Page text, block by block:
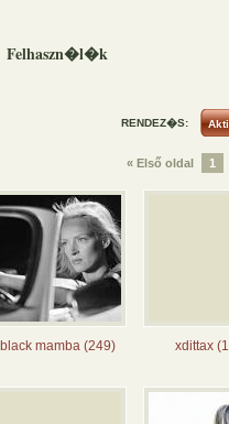
Felhaszn�l�k
RENDEZ�S:
« Első oldal 1
black mamba (249) xdittax